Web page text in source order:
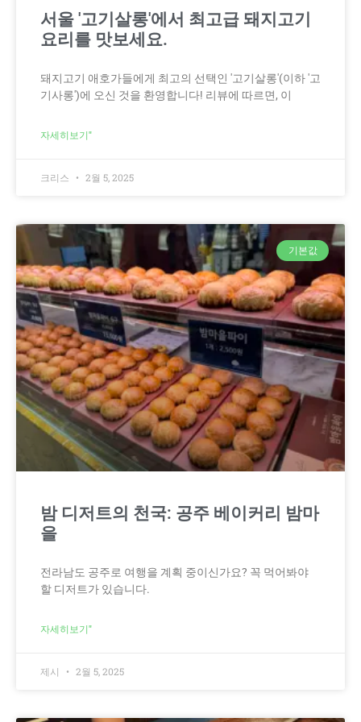
서울 '고기살롱'에서 최고급 돼지고기
요리를 맛보세요.
돼지고기 애호가들에게 최고의 선택인 '고기살롱'(이하 '고
기사롱')에 오신 것을 환영합니다! 리뷰에 따르면, 이
자세히보기"
크리스 2월 5, 2025
기본값
밤 디저트의 천국: 공주 베이커리 밤마
을
전라남도 공주로 여행을 계획 중이신가요? 꼭 먹어봐야
할 디저트가 있습니다.
자세히보기"
제시 2월 5, 2025